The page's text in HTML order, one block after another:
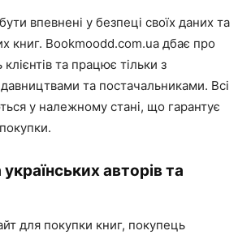
впевнені у безпеці своїх даних та
книг. Bookmoodd.com.ua дбає про
клієнтів та працює тільки з
та постачальниками. Всі
у належному стані, що гарантує
авторів та
для покупки книг, покупець